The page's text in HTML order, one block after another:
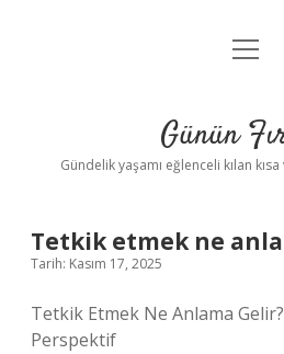
Anasayfa
Yasal
menüyü
Günün
Gündelik yaşamı eğlenceli kılan
Tetkik etmek ne
Tarih: Kasım 17, 2025
Tetkik Etmek Ne Anlama
Perspektif